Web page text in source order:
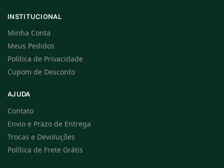
INSTITUCIONAL
Minha Conta
Meus Pedidos
Política de Privacidade
Cupom de Desconto
AJUDA
Contato
Envio e Prazo de Entrega
Trocas e Devoluções
Política de Frete Grátis